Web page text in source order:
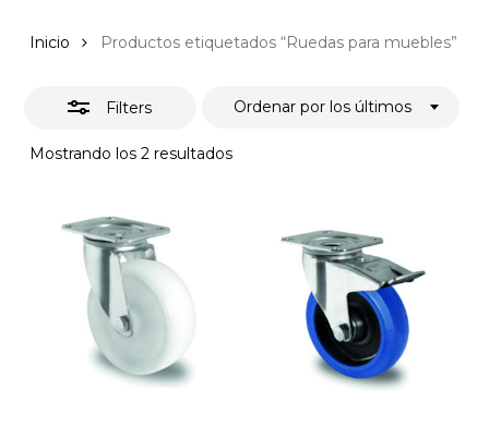
Inicio Productos etiquetados “Ruedas para muebles”
Filters
Mostrando los 2 resultadosOrdenado
Ordenar por los últimos